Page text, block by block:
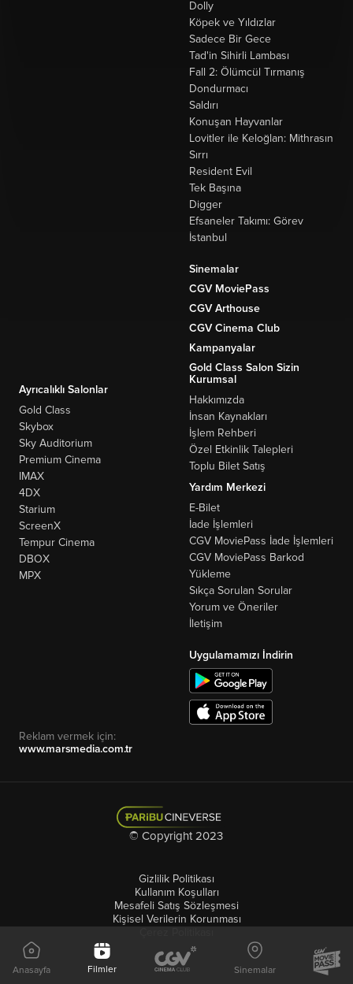
Anasayfa Filmler Sinemalar
Dolly
Köpek ve Yıldızlar
Sadece Bir Gece
Tad'in Sihirli Lambası
Fall 2: Ölümcül Tırmanış
Dondurmacı
Saldırı
Konuşan Hayvanlar
Lovitler ile Keloğlan: Mithrasın
Sırrı
Resident Evil
Tek Başına
Digger
Efsaneler Takımı: Görev
İstanbul
Sinemalar
CGV MoviePass
CGV Arthouse
CGV Cinema Club
Kampanyalar
Gold Class Salon Sizin
Ayrıcalıklı Salonlar
Gold Class
Skybox
Sky Auditorium
Premium Cinema
IMAX
4DX
Starium
ScreenX
Tempur Cinema
DBOX
MPX
Kurumsal
Hakkımızda
İnsan Kaynakları
İşlem Rehberi
Özel Etkinlik Talepleri
Toplu Bilet Satış
Yardım Merkezi
E-Bilet
İade İşlemleri
CGV MoviePass İade İşlemleri
CGV MoviePass Barkod
Yükleme
Sıkça Sorulan Sorular
Yorum ve Öneriler
İletişim
Uygulamamızı İndirin
Reklam vermek için:
www.marsmedia.com.tr
© Copyright 2023
Gizlilik Politikası
Kullanım Koşulları
Mesafeli Satış Sözleşmesi
Kişisel Verilerin Korunması